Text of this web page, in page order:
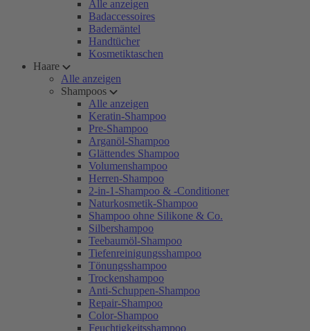
Alle anzeigen
Badaccessoires
Bademäntel
Handtücher
Kosmetiktaschen
Haare
Alle anzeigen
Shampoos
Alle anzeigen
Keratin-Shampoo
Pre-Shampoo
Arganöl-Shampoo
Glättendes Shampoo
Volumenshampoo
Herren-Shampoo
2-in-1-Shampoo & -Conditioner
Naturkosmetik-Shampoo
Shampoo ohne Silikone & Co.
Silbershampoo
Teebaumöl-Shampoo
Tiefenreinigungsshampoo
Tönungsshampoo
Trockenshampoo
Anti-Schuppen-Shampoo
Repair-Shampoo
Color-Shampoo
Feuchtigkeitsshampoo